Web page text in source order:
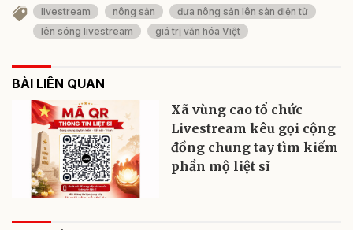
livestream nông sản
đưa nông sản lên sàn điện tử
lên sóng livestream
giá trị văn hóa Việt
BÀI LIÊN QUAN
Xã vùng cao tổ chức
Livestream kêu gọi cộng
đồng chung tay tìm kiếm
phần mộ liệt sĩ